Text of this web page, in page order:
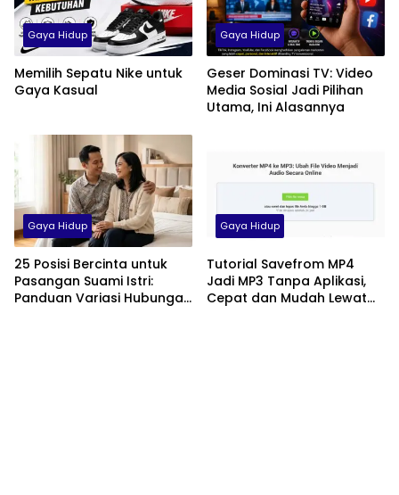
Gaya Hidup
Memilih Sepatu Nike untuk
Gaya Kasual
Gaya Hidup
Geser Dominasi TV: Video
Media Sosial Jadi Pilihan
Utama, Ini Alasannya
Gaya Hidup
25 Posisi Bercinta untuk
Pasangan Suami Istri:
Panduan Variasi Hubungan
Gaya Hidup
Tutorial Savefrom MP4
Jadi MP3 Tanpa Aplikasi,
Cepat dan Mudah Lewat